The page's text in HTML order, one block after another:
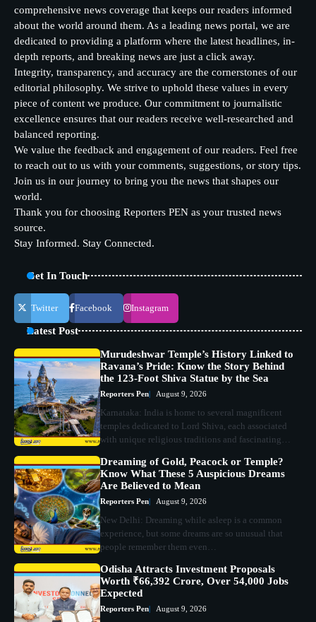
comprehensive news coverage that keeps our readers informed
about the world around them. As a leading news portal, we are
dedicated to providing a platform where the latest headlines, in-
depth reports, and breaking news are just a click away.
Integrity, transparency, and accuracy are the cornerstones of our
editorial philosophy. We strive to uphold these values in every
piece of content we produce. Our commitment to journalistic
excellence ensures that our readers receive well-researched and
balanced reporting.
We value the feedback and engagement of our readers. Feel free
to reach out to us with your comments, suggestions, or story tips.
Join us in our journey to bring you the news that shapes our
world.
Thank you for choosing Reporters PEN as your trusted news
source.
Stay Informed. Stay Connected.
Get In Touch
Twitter Facebook Instagram
Latest Post
Murudeshwar Temple’s History Linked to
Ravana’s Pride: Know the Story Behind
the 123-Foot Shiva Statue by the Sea
Reporters Pen August 9, 2026
Karnataka: India is home to several magnificent
temples dedicated to Lord Shiva, each associated
with unique religious traditions and fascinating…
Dreaming of Gold, Peacock or Temple?
Know What These 5 Auspicious Dreams
Are Believed to Mean
Reporters Pen August 9, 2026
New Delhi: Dreaming while asleep is a common
experience, but some dreams are so unusual that
people remember them even…
Odisha Attracts Investment Proposals
Worth ₹66,392 Crore, Over 54,000 Jobs
Expected
Reporters Pen August 9, 2026